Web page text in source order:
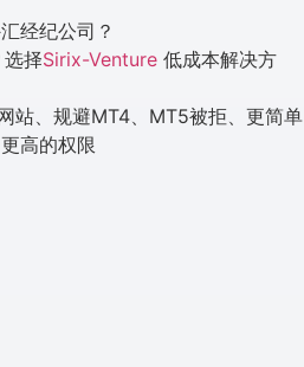
经纪公司？
择Sirix-Venture 低成本解决方
站、规避MT4、MT5被拒、更简单
高的权限